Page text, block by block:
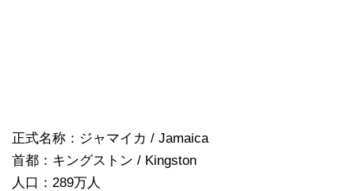
正式名称：ジャマイカ / Jamaica
首都：キングストン / Kingston
人口：289万人